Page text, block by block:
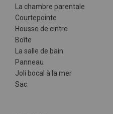
La chambre parentale
Courtepointe
Housse de cintre
Boîte
La salle de bain
Panneau
Joli bocal à la mer
Sac